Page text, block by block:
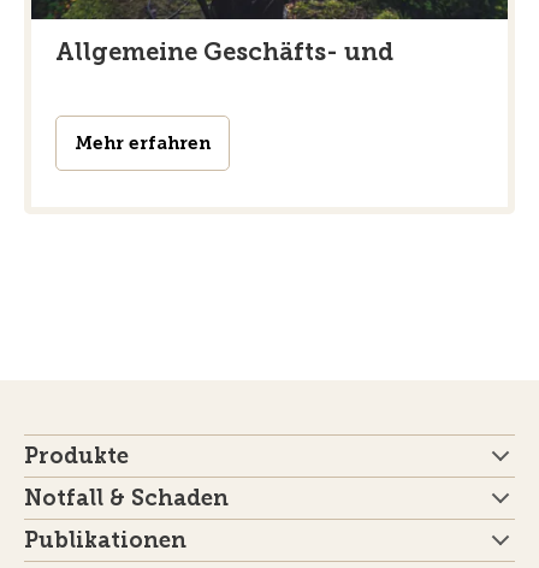
Allgemeine Geschäfts- und
Mehr erfahren
Produkte
Notfall & Schaden
Publikationen